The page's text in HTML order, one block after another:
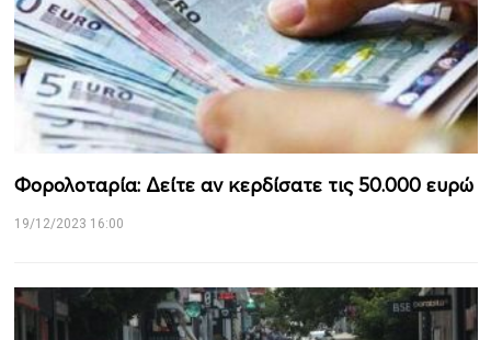
Φορολοταρία: Δείτε αν κερδίσατε τις 50.000 ευρώ
19/12/2023 16:00